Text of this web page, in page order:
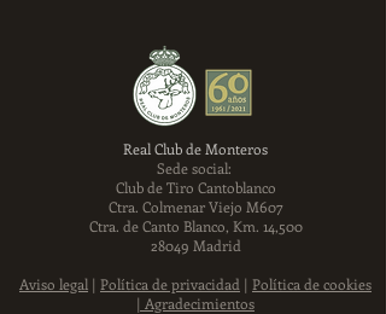
Real Club de Monteros
Sede social:
Club de Tiro Cantoblanco
Ctra. Colmenar Viejo M607
Ctra. de Canto Blanco, Km. 14,500
28049 Madrid
Aviso legal | Política de privacidad | Política de cookies
| Agradecimientos